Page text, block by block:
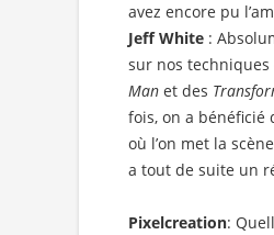
avez encore pu
Jeff White :
sur nos
Man et des
fois, on a bénéficié
où l’on met la
a tout de suite un
Pixelcreation: